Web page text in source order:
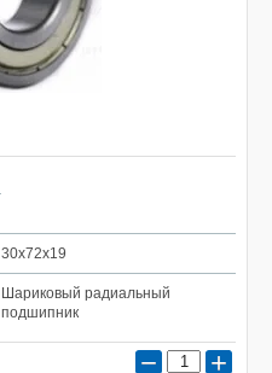
30x72x19
Шариковый радиальный
подшипник
− +